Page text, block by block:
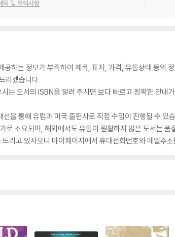
택 및 유의사항
공하는 정보가 부족하여 제목, 표지, 가격, 유통상태 등의
리겠습니다.
는 도서의 ISBN을 알려 주시면 보다 빠르고 정확한 안내
을 통해 유럽과 미국 출판사로 직접 수입이 진행될 수 있
로 소요되며, 해외에서도 유통이 원활하지 않은 도서는 품
리고 있사오니 마이페이지에서 휴대전화번호와 메일주